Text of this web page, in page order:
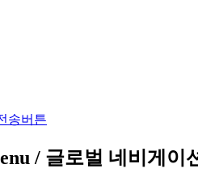
송버튼
/ 글로벌 네비게이